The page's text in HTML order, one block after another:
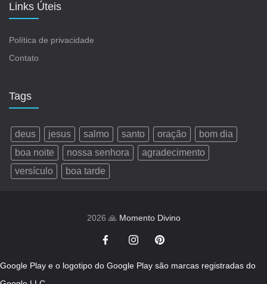
Links Úteis
Política de privacidade
Contato
Tags
deus jesus salmo santo oração
bom dia
boa noite
nossa senhora
agradecimento
versículo
boa tarde
2026 🙏 Momento Divino
Google Play e o logotipo do Google Play são marcas registradas do